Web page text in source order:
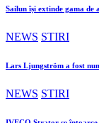
Sailun își extinde gama de
NEWS STIRI
Lars Ljungström a fost
NEWS STIRI